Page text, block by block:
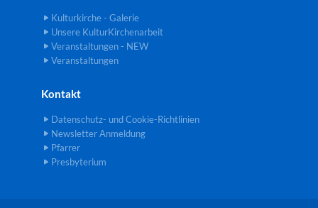
Kulturkirche - Galerie
Unsere KulturKirchenarbeit
Veranstaltungen - NEW
Veranstaltungen
Kontakt
Datenschutz- und Cookie-Richtlinien
Newsletter Anmeldung
Pfarrer
Presbyterium